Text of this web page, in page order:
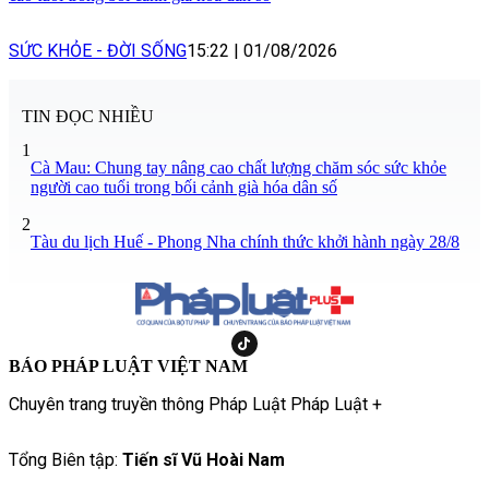
SỨC KHỎE - ĐỜI SỐNG15:22 | 01/08/2026
TIN ĐỌC NHIỀU
1
Cà Mau: Chung tay nâng cao chất lượng chăm sóc sức khỏe
người cao tuổi trong bối cảnh già hóa dân số
2
Tàu du lịch Huế - Phong Nha chính thức khởi hành ngày 28/8
BÁO PHÁP LUẬT VIỆT NAM
Chuyên trang truyền thông Pháp Luật Pháp Luật +
Tổng Biên tập: Tiến sĩ Vũ Hoài Nam